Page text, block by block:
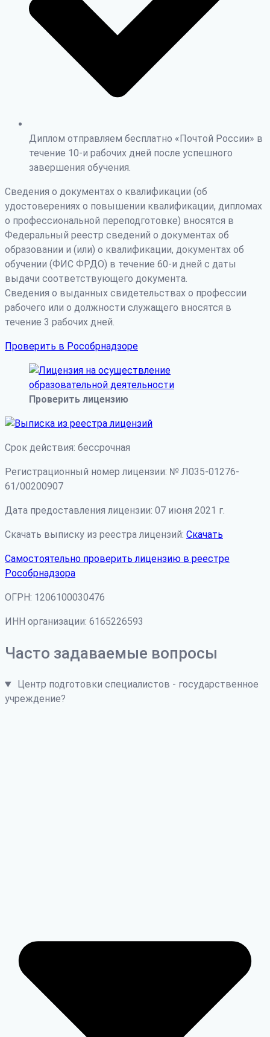
Диплом отправляем бесплатно «Почтой России» в
течение 10-и рабочих дней после успешного
завершения обучения.
Сведения о документах о квалификации (об
удостоверениях о повышении квалификации, дипломах
о профессиональной переподготовке) вносятся в
Федеральный реестр сведений о документах об
образовании и (или) о квалификации, документах об
обучении (ФИС ФРДО) в течение 60-и дней с даты
выдачи соответствующего документа.
Сведения о выданных свидетельствах о профессии
рабочего или о должности служащего вносятся в
течение 3 рабочих дней.
Проверить в Рособрнадзоре
Проверить лицензию
Срок действия: бессрочная
Регистрационный номер лицензии: № Л035-01276-
61/00200907
Дата предоставления лицензии: 07 июня 2021 г.
Скачать выписку из реестра лицензий: Скачать
Самостоятельно проверить лицензию в реестре
Рособрнадзора
ОГРН: 1206100030476
ИНН организации: 6165226593
Часто задаваемые вопросы
Центр подготовки специалистов - государственное
учреждение?